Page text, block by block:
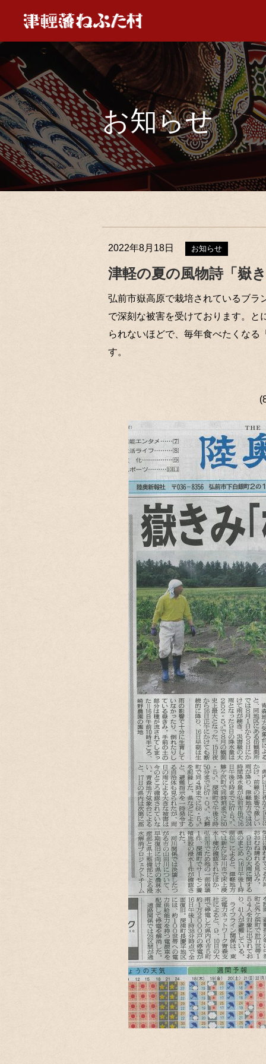
お知らせ
2022年8月18日 お知らせ
津軽の夏の風物詩「嶽
弘前市嶽高原で栽培されているブラ
で深刻な被害を受けております。と
られないほどで、毎年食べたくなる
す。